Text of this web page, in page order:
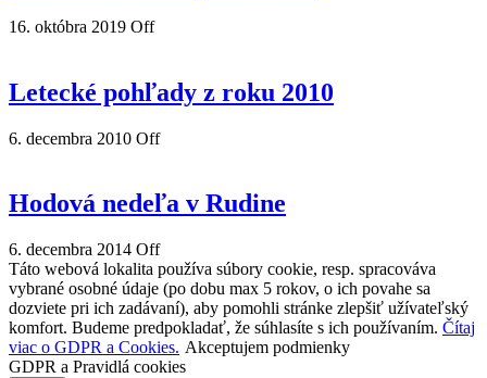
16. októbra 2019 Off
Letecké pohľady z roku 2010
6. decembra 2010 Off
Hodová nedeľa v Rudine
6. decembra 2014 Off
Táto webová lokalita používa súbory cookie, resp. spracováva
vybrané osobné údaje (po dobu max 5 rokov, o ich povahe sa
dozviete pri ich zadávaní), aby pomohli stránke zlepšiť užívateľský
komfort. Budeme predpokladať, že súhlasíte s ich používaním. Čítaj
viac o GDPR a Cookies. Akceptujem podmienky
GDPR a Pravidlá cookies